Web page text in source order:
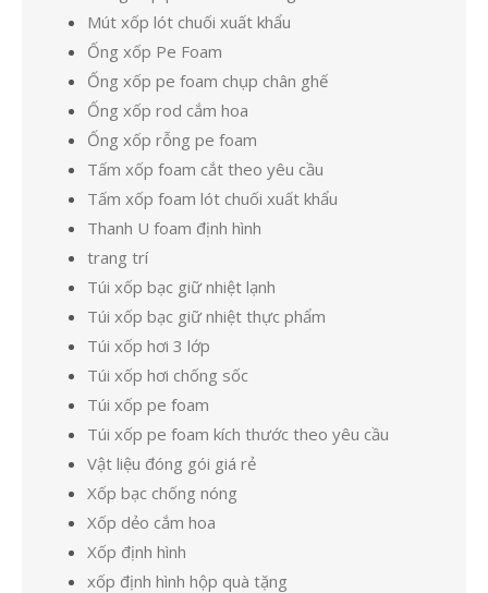
Mút xốp lót chuối xuất khẩu
Ống xốp Pe Foam
Ống xốp pe foam chụp chân ghế
Ống xốp rod cắm hoa
Ống xốp rỗng pe foam
Tấm xốp foam cắt theo yêu cầu
Tấm xốp foam lót chuối xuất khẩu
Thanh U foam định hình
trang trí
Túi xốp bạc giữ nhiệt lạnh
Túi xốp bạc giữ nhiệt thực phẩm
Túi xốp hơi 3 lớp
Túi xốp hơi chống sốc
Túi xốp pe foam
Túi xốp pe foam kích thước theo yêu cầu
Vật liệu đóng gói giá rẻ
Xốp bạc chống nóng
Xốp dẻo cắm hoa
Xốp định hình
xốp định hình hộp quà tặng